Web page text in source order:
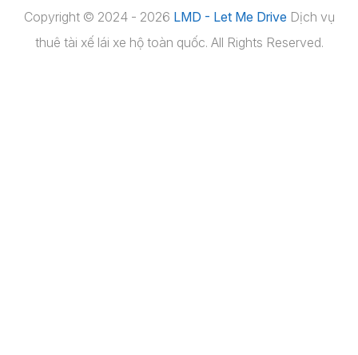
Copyright © 2024 - 2026 LMD - Let Me Drive Dịch vụ
thuê tài xế lái xe hộ toàn quốc. All Rights Reserved.